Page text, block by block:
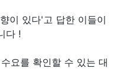
이 있다'고 답한 이들이
다 !
요를 확인할 수 있는 대